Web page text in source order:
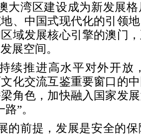
大湾区建设成为新发展
、中国式现代化的引领
域发展核心引擎的澳门
展空间。
续推进高水平对外开放
化交流互鉴重要窗口的
角色，加快融入国家发
”。
的前提，发展是安全的